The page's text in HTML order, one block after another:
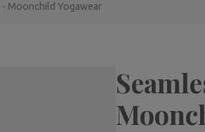
- Moonchild Yogawear